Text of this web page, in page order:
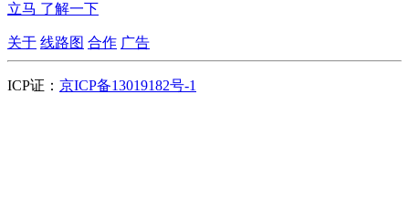
立马 了解一下
关于 线路图 合作 广告
ICP证： 京ICP备13019182号-1